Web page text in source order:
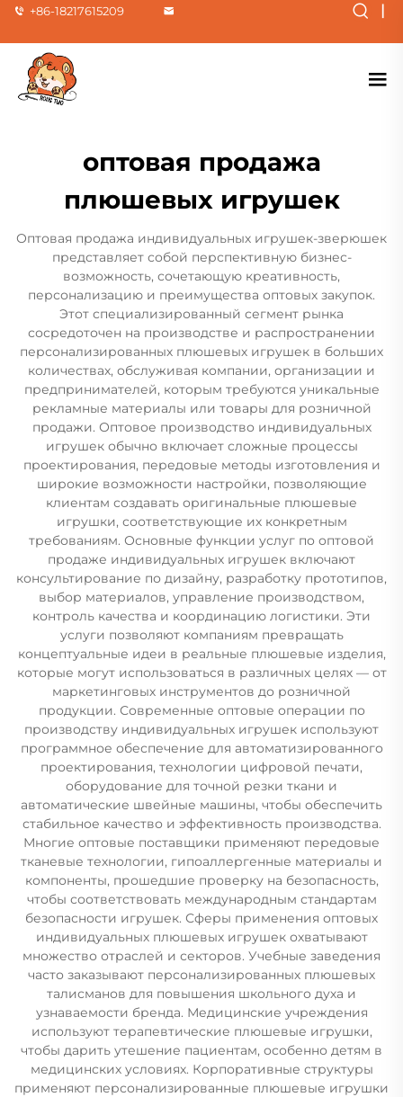
+86-18217615209 |
оптовая продажа
плюшевых игрушек
Оптовая продажа индивидуальных игрушек-зверюшек
представляет собой перспективную бизнес-
возможность, сочетающую креативность,
персонализацию и преимущества оптовых закупок.
Этот специализированный сегмент рынка
сосредоточен на производстве и распространении
персонализированных плюшевых игрушек в больших
количествах, обслуживая компании, организации и
предпринимателей, которым требуются уникальные
рекламные материалы или товары для розничной
продажи. Оптовое производство индивидуальных
игрушек обычно включает сложные процессы
проектирования, передовые методы изготовления и
широкие возможности настройки, позволяющие
клиентам создавать оригинальные плюшевые
игрушки, соответствующие их конкретным
требованиям. Основные функции услуг по оптовой
продаже индивидуальных игрушек включают
консультирование по дизайну, разработку прототипов,
выбор материалов, управление производством,
контроль качества и координацию логистики. Эти
услуги позволяют компаниям превращать
концептуальные идеи в реальные плюшевые изделия,
которые могут использоваться в различных целях — от
маркетинговых инструментов до розничной
продукции. Современные оптовые операции по
производству индивидуальных игрушек используют
программное обеспечение для автоматизированного
проектирования, технологии цифровой печати,
оборудование для точной резки ткани и
автоматические швейные машины, чтобы обеспечить
стабильное качество и эффективность производства.
Многие оптовые поставщики применяют передовые
тканевые технологии, гипоаллергенные материалы и
компоненты, прошедшие проверку на безопасность,
чтобы соответствовать международным стандартам
безопасности игрушек. Сферы применения оптовых
индивидуальных плюшевых игрушек охватывают
множество отраслей и секторов. Учебные заведения
часто заказывают персонализированных плюшевых
талисманов для повышения школьного духа и
узнаваемости бренда. Медицинские учреждения
используют терапевтические плюшевые игрушки,
чтобы дарить утешение пациентам, особенно детям в
медицинских условиях. Корпоративные структуры
применяют персонализированные плюшевые игрушки